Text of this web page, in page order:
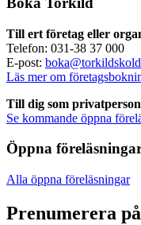
Till ert företag eller
Telefon: 031-38 37 000
E-post:
Läs mer om
Till dig som
Se kommande öppna
Öppna
Alla öppna föreläsningar
Prenumerera